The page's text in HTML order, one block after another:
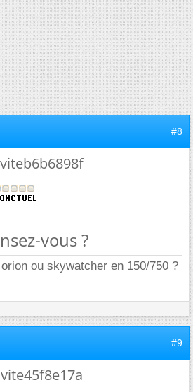
#8
vous ?
ou skywatcher en 150/750 ?
#9